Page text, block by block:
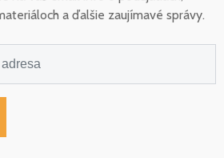
a ďalšie zaujímavé správy.